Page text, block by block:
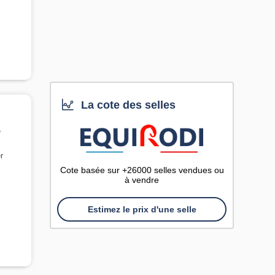
La cote des selles
Cote basée sur +26000 selles vendues ou
à vendre
Estimez le prix d'une selle